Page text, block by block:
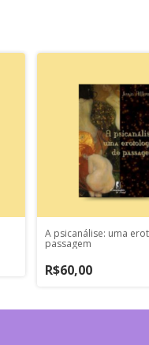
A psicanálise: uma
passagem
R$60,00